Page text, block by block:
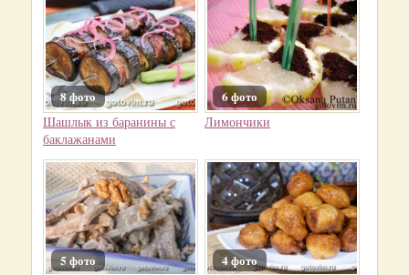
8 фото
Шашлык из баранины с
баклажанами
6 фото
Лимончики
5 фото 4 фото